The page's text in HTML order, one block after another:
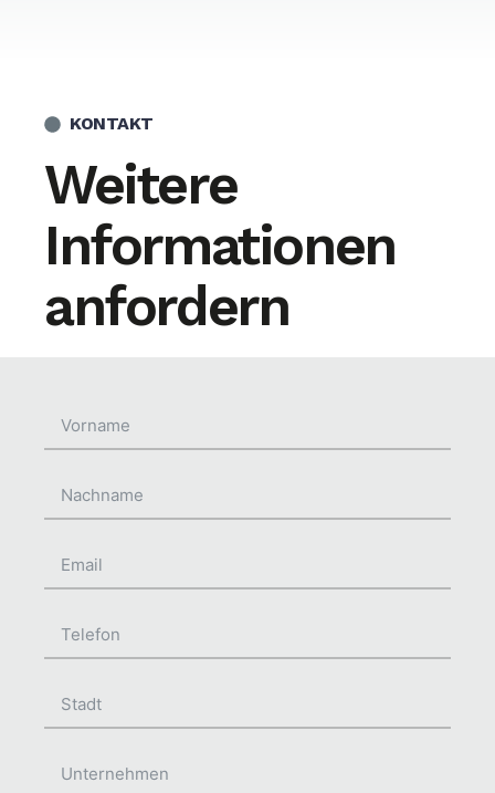
KONTAKT
Weitere
Informationen
anfordern